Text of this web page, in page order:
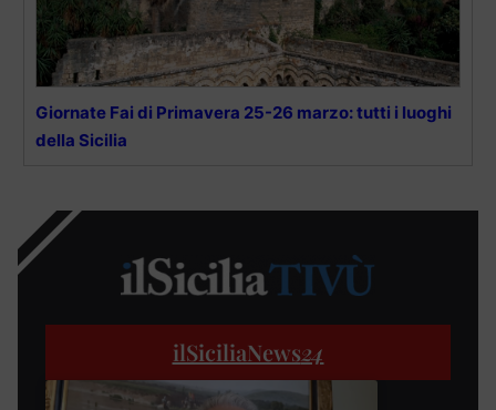
Giornate Fai di Primavera 25-26 marzo: tutti i luoghi
della Sicilia
ilSiciliaNews24